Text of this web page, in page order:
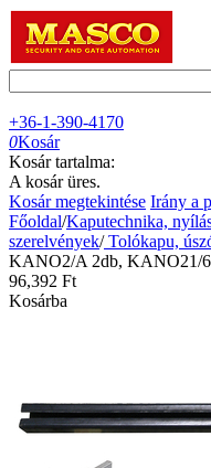
+36-1-390-4170
0Kosár
Kosár tartalma:
A kosár üres.
Kosár megtekintése Irány a
Főoldal/Kaputechnika,
szerelvények/Tolókapu,
KANO2/A 2db, KANO21/
96,392 Ft
Kosárba